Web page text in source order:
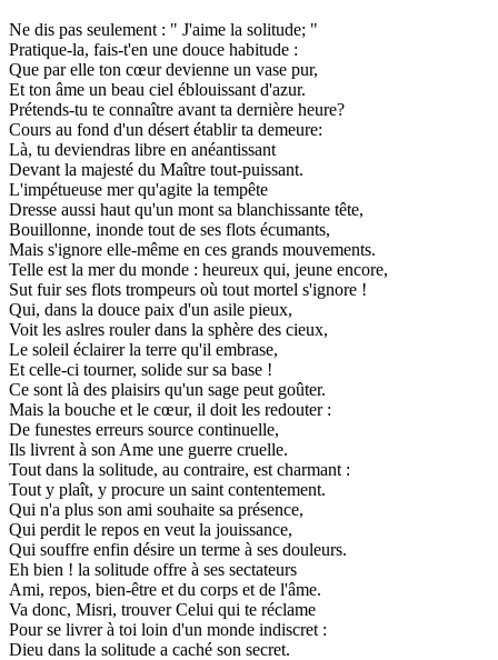
Ne dis pas seulement : " J'aime la solitude; "
Pratique-la, fais-t'en une douce habitude :
Que par elle ton cœur devienne un vase pur,
Et ton âme un beau ciel éblouissant d'azur.
Prétends-tu te connaître avant ta dernière heure?
Cours au fond d'un désert établir ta demeure:
Là, tu deviendras libre en anéantissant
Devant la majesté du Maître tout-puissant.
L'impétueuse mer qu'agite la tempête
Dresse aussi haut qu'un mont sa blanchissante tête,
Bouillonne, inonde tout de ses flots écumants,
Mais s'ignore elle-même en ces grands mouvements.
Telle est la mer du monde : heureux qui, jeune encore,
Sut fuir ses flots trompeurs où tout mortel s'ignore !
Qui, dans la douce paix d'un asile pieux,
Voit les aslres rouler dans la sphère des cieux,
Le soleil éclairer la terre qu'il embrase,
Et celle-ci tourner, solide sur sa base !
Ce sont là des plaisirs qu'un sage peut goûter.
Mais la bouche et le cœur, il doit les redouter :
De funestes erreurs source continuelle,
Ils livrent à son Ame une guerre cruelle.
Tout dans la solitude, au contraire, est charmant :
Tout y plaît, y procure un saint contentement.
Qui n'a plus son ami souhaite sa présence,
Qui perdit le repos en veut la jouissance,
Qui souffre enfin désire un terme à ses douleurs.
Eh bien ! la solitude offre à ses sectateurs
Ami, repos, bien-être et du corps et de l'âme.
Va donc, Misri, trouver Celui qui te réclame
Pour se livrer à toi loin d'un monde indiscret :
Dieu dans la solitude a caché son secret.